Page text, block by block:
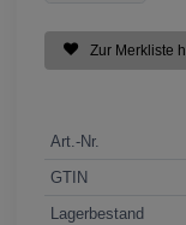
Zur Merkliste
Art.-Nr.
GTIN
Lagerbestand